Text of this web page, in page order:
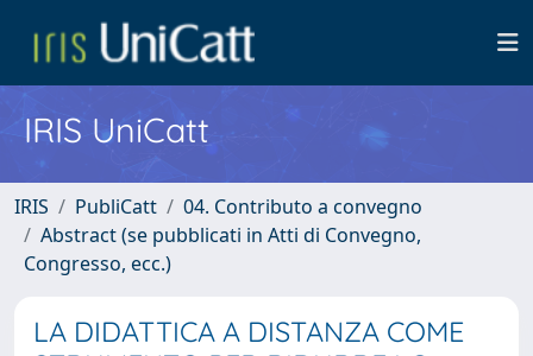
IRIS UniCatt
IRIS PubliCatt
04. Contributo a convegno
Abstract (se pubblicati in Atti di Convegno,
Congresso, ecc.)
LA DIDATTICA A DISTANZA COME